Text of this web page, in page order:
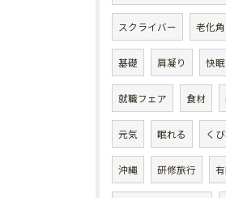
スクライバー 老化
基礎 肩凝り 快眠
就職フェア 食材
元気 眠れる く
沖縄 研修旅行